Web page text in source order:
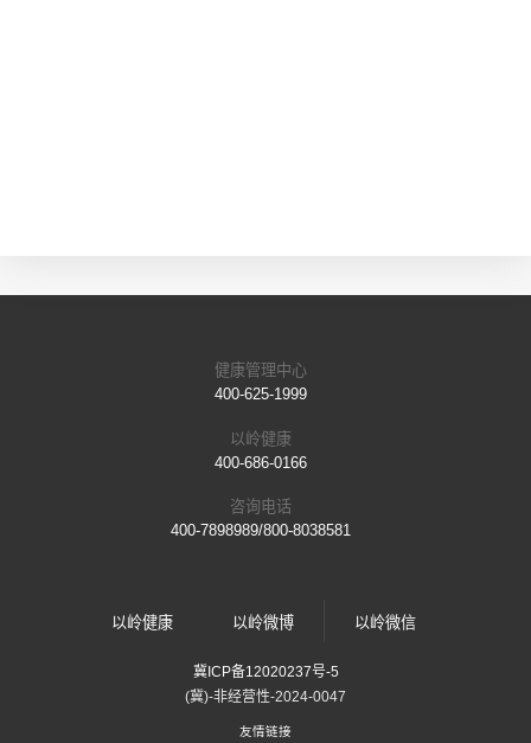
健康管理中心
400-625-1999
以岭健康
400-686-0166
咨询电话
400-7898989/800-8038581
以岭健康 以岭微博 以岭微信
冀ICP备12020237号-5
(冀)-非经营性-2024-0047
友情链接